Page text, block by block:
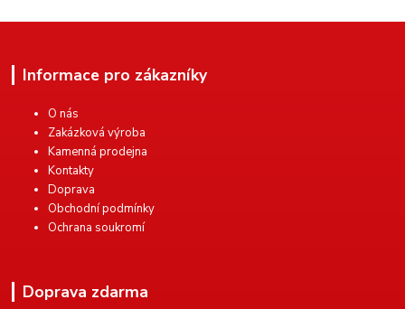
Informace pro zákazníky
O nás
Zakázková výroba
Kamenná prodejna
Kontakty
Doprava
Obchodní podmínky
Ochrana soukromí
Doprava zdarma